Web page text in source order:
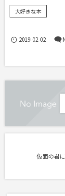
大好きな本
2019-02-02
仮面の君